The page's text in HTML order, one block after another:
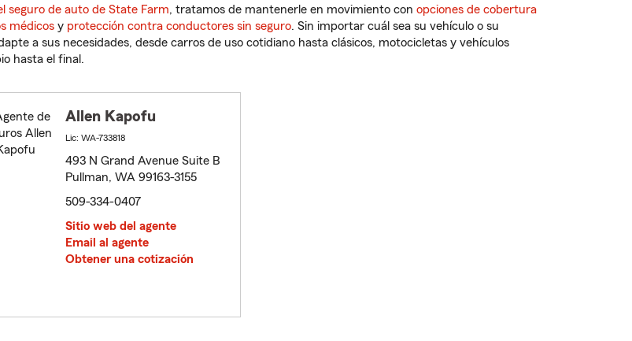
seguro de auto de State Farm, tratamos de mantenerle en movimiento con opciones de cobertura
médicos y protección contra conductores sin seguro. Sin importar cuál sea su vehículo o su
a sus necesidades, desde carros de uso cotidiano hasta clásicos, motocicletas y vehículos
hasta el final.
Allen Kapofu
Lic: WA-733818
493 N Grand Avenue Suite B
Pullman, WA 99163-3155
509-334-0407
Sitio web del agente
Email al agente
Obtener una cotización